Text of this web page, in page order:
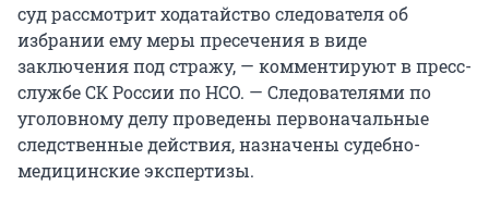
суд рассмотрит ходатайство следователя об
избрании ему меры пресечения в виде
заключения под стражу, — комментируют в пресс-
службе СК России по НСО. — Следователями по
уголовному делу проведены первоначальные
следственные действия, назначены судебно-
медицинские экспертизы.